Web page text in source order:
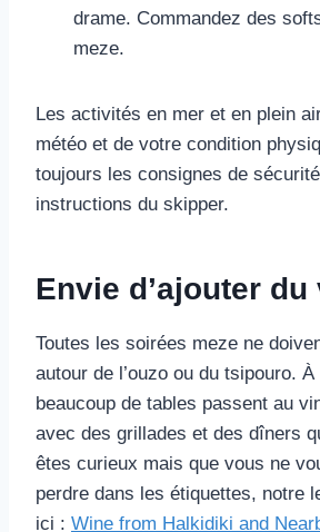
drame. Commandez des
meze.
Les activités en mer et en plein
météo et de votre condition
toujours les consignes de
instructions du skipper.
Envie d’ajouter du
Toutes les soirées meze ne
autour de l’ouzo ou du tsipouro.
beaucoup de tables passent au
avec des grillades et des dîners
êtes curieux mais que vous ne
perdre dans les étiquettes, notre
ici : Wine from Halkidiki and